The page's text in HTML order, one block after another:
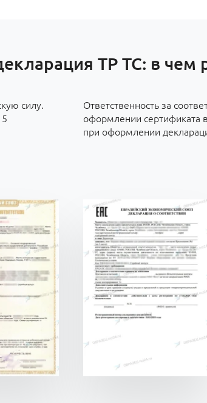
ТР ТС: в чем
силу.
Ответственность за
оформлении сертификата
при оформлении